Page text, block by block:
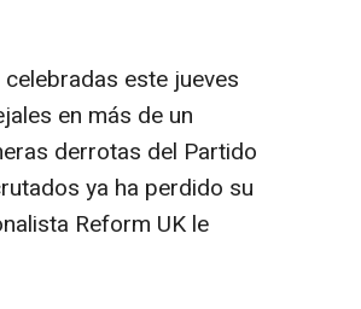
este jueves
en más de un
derrotas del Partido
ya ha perdido su
Reform UK le